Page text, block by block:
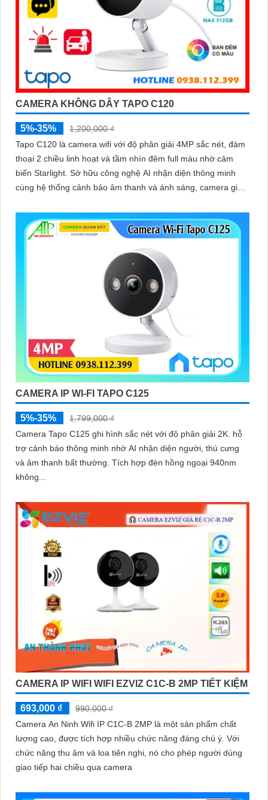
CAMERA KHÔNG DÂY TAPO C120
5%-35%
1,200,000 ₫
Tapo C120 là camera wifi với độ phân giải 4MP sắc nét, đàm
thoại 2 chiều linh hoạt và tầm nhìn đêm full màu nhờ cảm
biến Starlight. Sở hữu công nghệ AI nhận diện thông minh
cùng hệ thống cảnh báo âm thanh và ánh sáng, camera giúp
CAMERA IP WI-FI TAPO C125
5%-35%
1,799,000 ₫
Camera Tapo C125 ghi hình sắc nét với độ phân giải 2K. hỗ
trợ cảnh báo thông minh nhờ AI nhận diện người, thú cưng
và âm thanh bất thường. Tích hợp đèn hồng ngoại 940nm
không...
CAMERA IP WIFI WIFI EZVIZ C1C-B 2MP TIẾT KIỆM
693,000 ₫
990,000 ₫
Camera An Ninh Wifi IP C1C-B 2MP là một sản phẩm chất
lượng cao, được tích hợp nhiều chức năng đáng chú ý. Với
chức năng thu âm và loa tiên nghi, nó cho phép người dùng
giao tiếp hai chiều qua camera